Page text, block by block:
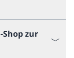
Shop zur